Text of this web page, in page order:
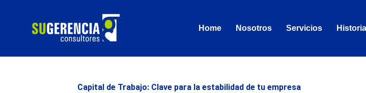
contenido
Home Nosotros Servicios
Capital de Trabajo: Clave para la estabilidad de tu empresa